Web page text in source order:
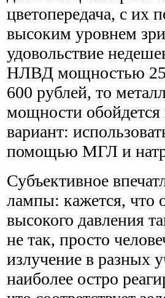
цветопередача, с их
высоким уровнем
удовольствие
НЛВД мощностью
600 рублей, то
мощности
вариант:
помощью МГЛ и
Субъективное
лампы: кажется, что
высокого давления
не так, просто
излучение в разных
наиболее остро